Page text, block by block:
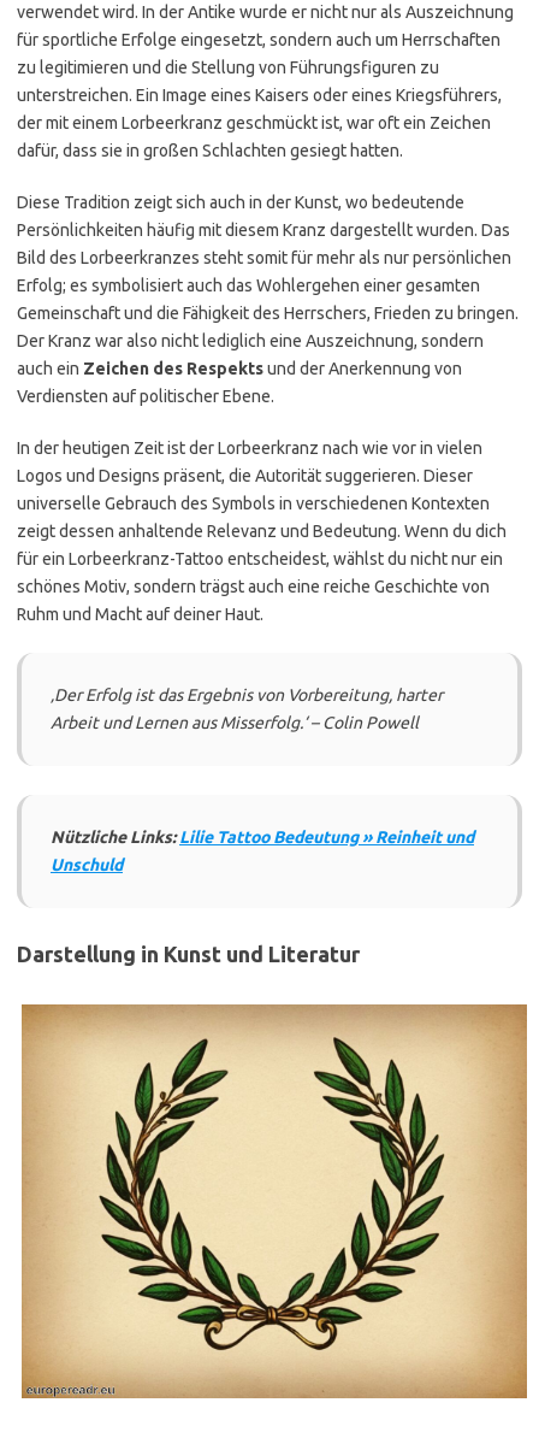
verwendet wird. In der Antike wurde er nicht nur als Auszeichnung
für sportliche Erfolge eingesetzt, sondern auch um Herrschaften
zu legitimieren und die Stellung von Führungsfiguren zu
unterstreichen. Ein Image eines Kaisers oder eines Kriegsführers,
der mit einem Lorbeerkranz geschmückt ist, war oft ein Zeichen
dafür, dass sie in großen Schlachten gesiegt hatten.
Diese Tradition zeigt sich auch in der Kunst, wo bedeutende
Persönlichkeiten häufig mit diesem Kranz dargestellt wurden. Das
Bild des Lorbeerkranzes steht somit für mehr als nur persönlichen
Erfolg; es symbolisiert auch das Wohlergehen einer gesamten
Gemeinschaft und die Fähigkeit des Herrschers, Frieden zu bringen.
Der Kranz war also nicht lediglich eine Auszeichnung, sondern
auch ein Zeichen des Respektsund der Anerkennung von
Verdiensten auf politischer Ebene.
In der heutigen Zeit ist der Lorbeerkranz nach wie vor in vielen
Logos und Designs präsent, die Autorität suggerieren. Dieser
universelle Gebrauch des Symbols in verschiedenen Kontexten
zeigt dessen anhaltende Relevanz und Bedeutung. Wenn du dich
für ein Lorbeerkranz-Tattoo entscheidest, wählst du nicht nur ein
schönes Motiv, sondern trägst auch eine reiche Geschichte von
Ruhm und Macht auf deiner Haut.
‚Der Erfolg ist das Ergebnis von Vorbereitung, harter
Arbeit und Lernen aus Misserfolg.‘ – Colin Powell
Nützliche Links:Lilie Tattoo Bedeutung » Reinheit und
Unschuld
Darstellung in Kunst und Literatur